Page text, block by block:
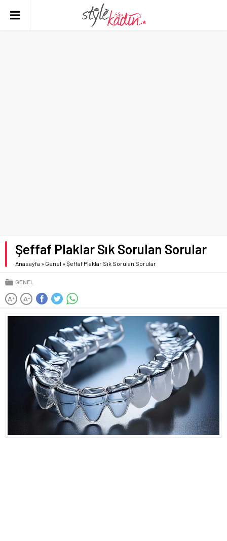
Şeffaf Plaklar Sık Sorulan Sorular
Anasayfa » Genel »Şeffaf Plaklar Sık Sorulan Sorular
GENEL
A+ A-